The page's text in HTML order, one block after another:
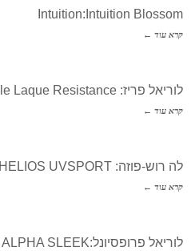
Intuition:Intuition Blossom
קרא עוד ←
לוריאל פריז: Infallible Laque Resistance
קרא עוד ←
לה רוש-פוזה: ANTHELIOS UVSPORT
קרא עוד ←
לוריאל פרופסיונל:KERATIN ALPHA SLEEK